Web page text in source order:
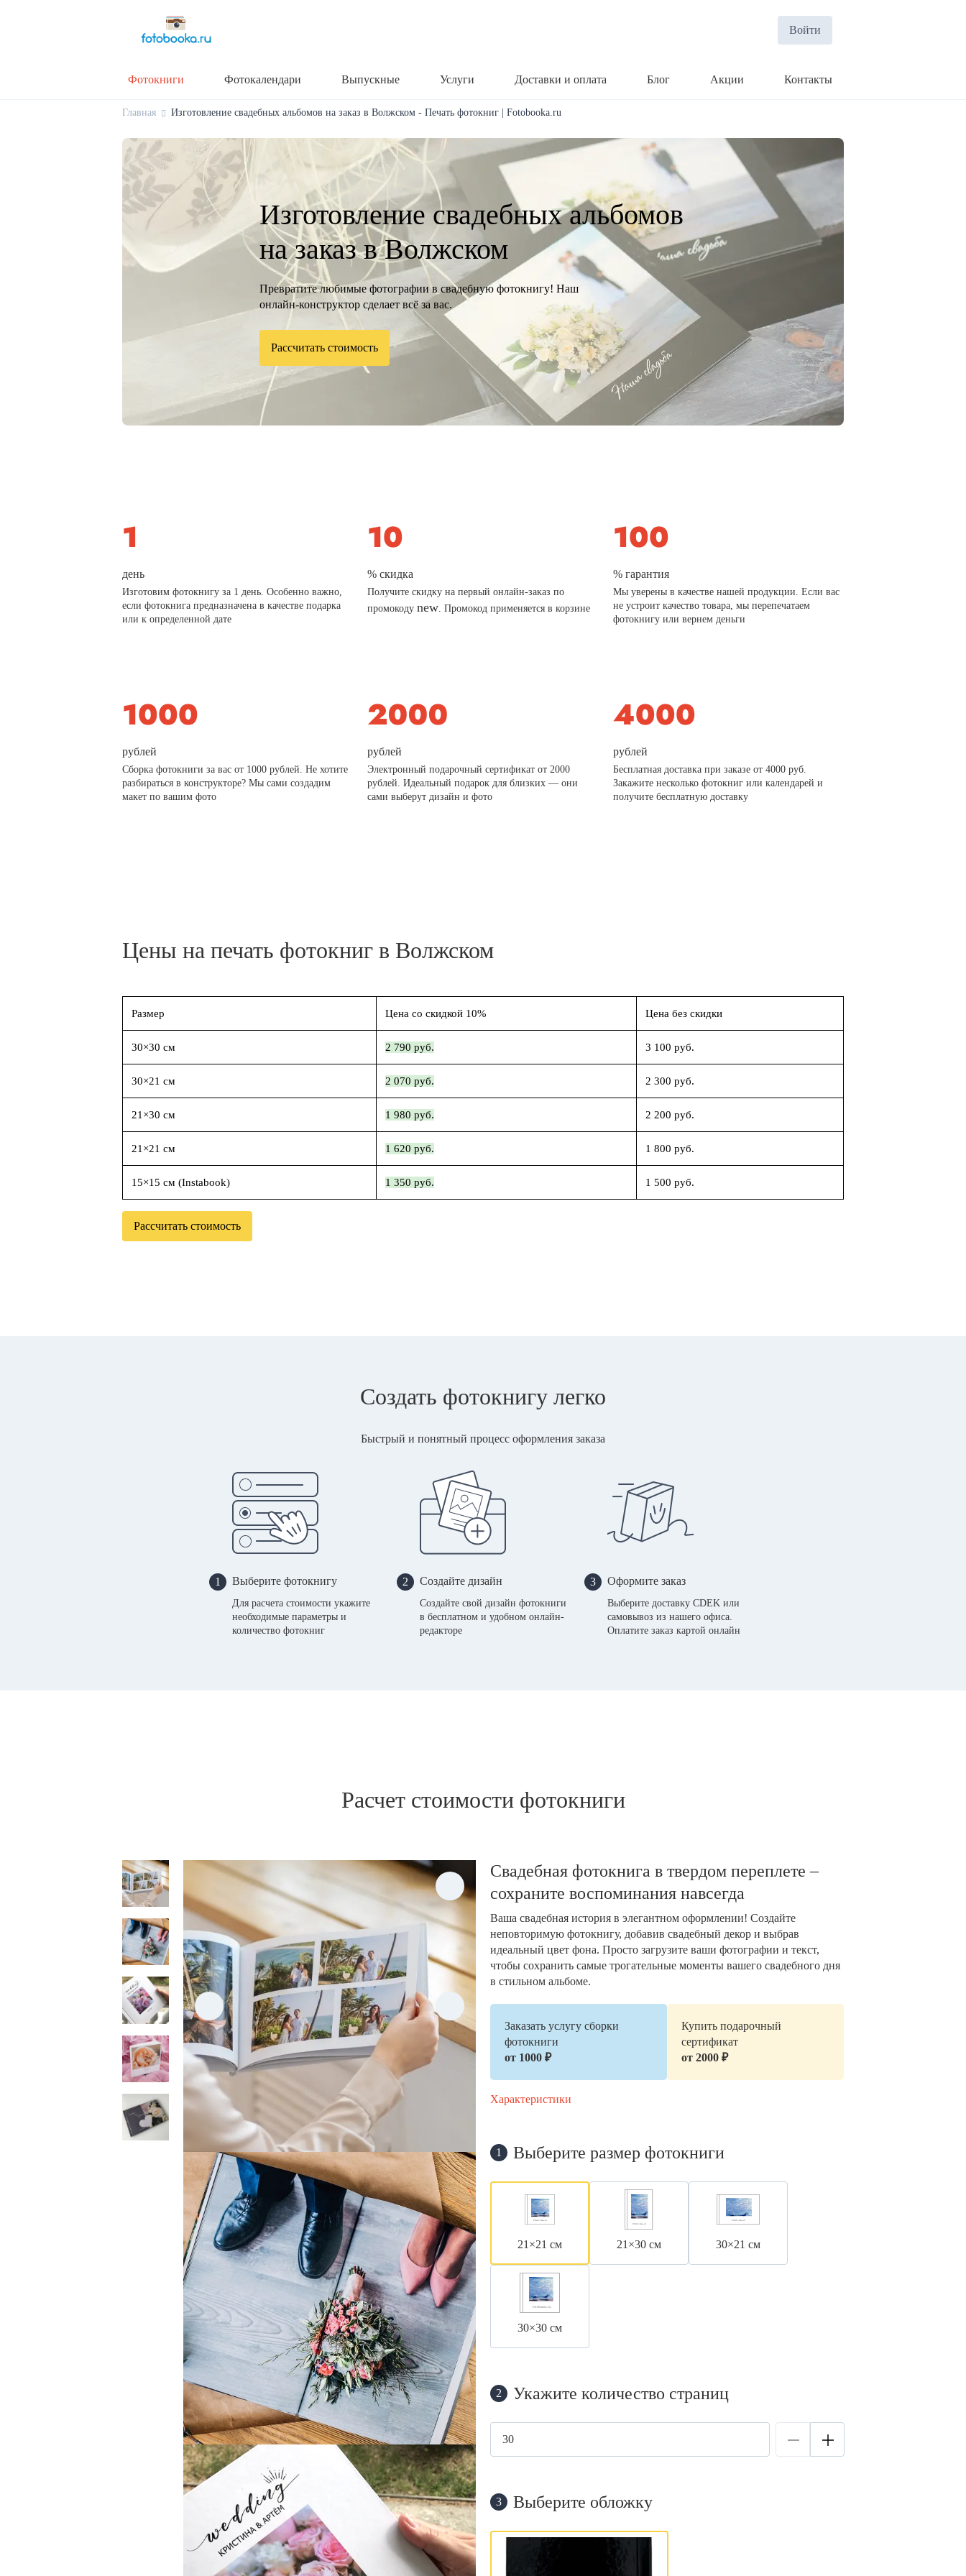
Войти
Фотокниги Фотокалендари Выпускные Услуги Доставки и оплата Блог Акции Контакты
Главная Изготовление свадебных альбомов на заказ в Волжском - Печать фотокниг | Fotobooka.ru
Изготовление свадебных альбомов
на заказ в Волжском
Превратите любимые фотографии в свадебную фотокнигу! Наш
онлайн-конструктор сделает всё за вас.
Рассчитать стоимость
день
Изготовим фотокнигу за 1 день. Особенно важно,
если фотокнига предназначена в качестве подарка
или к определенной дате
% скидка
Получите скидку на первый онлайн-заказ по
промокодуnew . Промокод применяется в корзине
% гарантия
Мы уверены в качестве нашей продукции. Если вас
не устроит качество товара, мы перепечатаем
фотокнигу или вернем деньги
рублей
Сборка фотокниги за вас от 1000 рублей. Не хотите
разбираться в конструкторе? Мы сами создадим
макет по вашим фото
рублей
Электронный подарочный сертификат от 2000
рублей. Идеальный подарок для близких — они
сами выберут дизайн и фото
рублей
Бесплатная доставка при заказе от 4000 руб.
Закажите несколько фотокниг или календарей и
получите бесплатную доставку
Цены на печать фотокниг в Волжском
Размер Цена со скидкой 10% Цена без скидки
30×30 см 2 790 руб. 3 100 руб.
30×21 см 2 070 руб. 2 300 руб.
21×30 см 1 980 руб. 2 200 руб.
21×21 см 1 620 руб. 1 800 руб.
15×15 см (Instabook) 1 350 руб. 1 500 руб.
Рассчитать стоимость
Создать фотокнигу легко
Быстрый и понятный процесс оформления заказа
1 Выберите фотокнигу
Для расчета стоимости укажите
необходимые параметры и
количество фотокниг
2 Создайте дизайн
Создайте свой дизайн фотокниги
в бесплатном и удобном онлайн-
редакторе
3 Оформите заказ
Выберите доставку CDEK или
самовывоз из нашего офиса.
Оплатите заказ картой онлайн
Расчет стоимости фотокниги
Свадебная фотокнига в твердом переплете –
сохраните воспоминания навсегда
Ваша свадебная история в элегантном оформлении! Создайте
неповторимую фотокнигу, добавив свадебный декор и выбрав
идеальный цвет фона. Просто загрузите ваши фотографии и текст,
чтобы сохранить самые трогательные моменты вашего свадебного дня
в стильном альбоме.
Заказать услугу сборки
фотокниги
от 1000 ₽
Купить подарочный
сертификат
от 2000 ₽
Характеристики
1 Выберите размер фотокниги
21×21 см 21×30 см 30×21 см
30×30 см
2 Укажите количество страниц
3 Выберите обложку